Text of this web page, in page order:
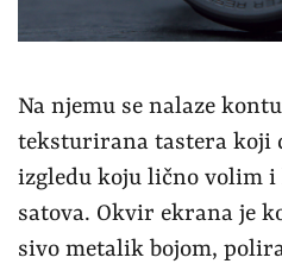
Na njemu se nalaze
teksturirana tastera koji
izgledu koju lično volim
satova. Okvir ekrana je
sivo metalik bojom,